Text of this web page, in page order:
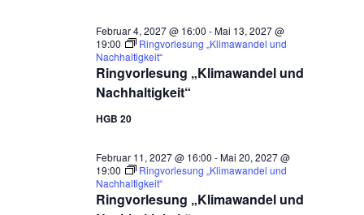
Ringvorlesung „Klimawandel und
Nachhaltigkeit“
Februar 4, 2027 @ 16:00 -Mai 13, 2027 @
19:00
Ringvorlesung „Klimawandel und
Nachhaltigkeit“
HGB 20
Ringvorlesung „Klimawandel und
Februar 11, 2027 @ 16:00 -Mai 20, 2027 @
19:00
Ringvorlesung „Klimawandel und
Nachhaltigkeit“